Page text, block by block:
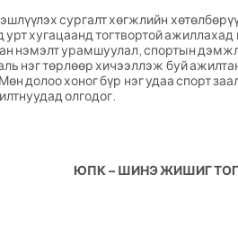
сургалт хөгжлийн
урт хугацаанд тогтвортой
нэмэлт урамшуулал, спортын
нэг төрлөөр хичээллэж буй
долоо хоног бүр нэг удаа спорт
олгодог.
ЮПК – ШИНЭ ЖИШИГ